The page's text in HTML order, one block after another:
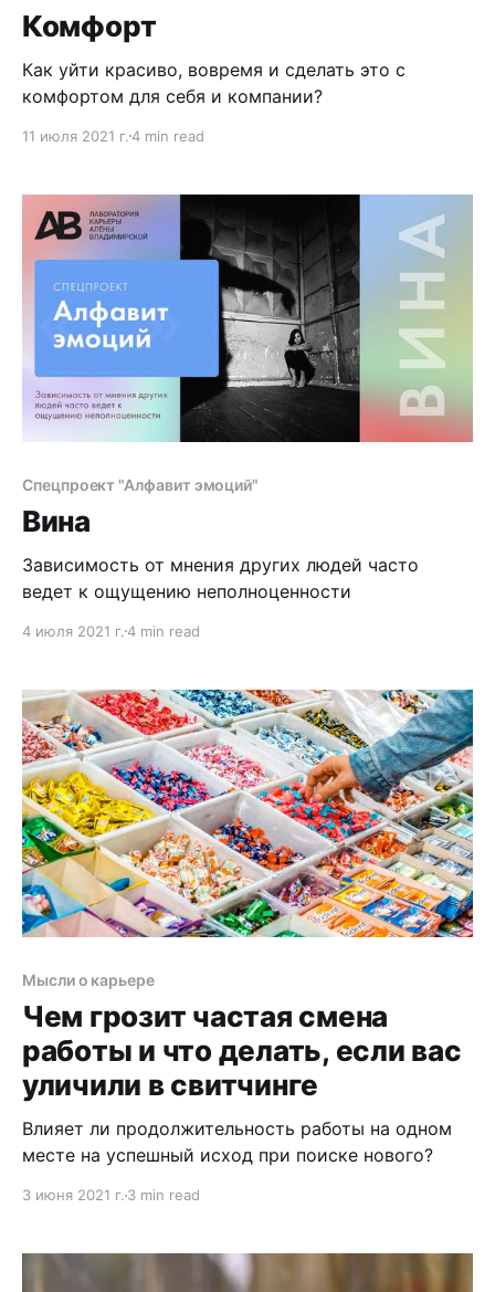
Комфорт
Как уйти красиво, вовремя и сделать это с
комфортом для себя и компании?
11 июля 2021 г. 4 min read
Спецпроект "Алфавит эмоций"
Вина
Зависимость от мнения других людей часто
ведет к ощущению неполноценности
4 июля 2021 г. 4 min read
Мысли о карьере
Чем грозит частая смена
работы и что делать, если вас
уличили в свитчинге
Влияет ли продолжительность работы на одном
месте на успешный исход при поиске нового?
3 июня 2021 г. 3 min read